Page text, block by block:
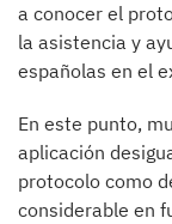
a conocer el
la asistencia y
españolas en el
En este punto,
aplicación
protocolo como
considerable en